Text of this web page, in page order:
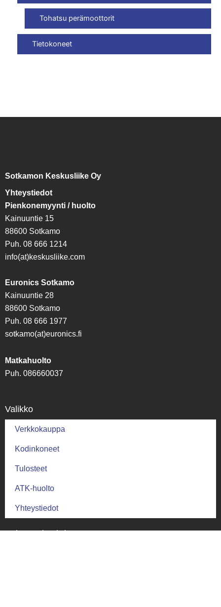
Tohatsu perämoottorit
Tietokoneet
Sotkamon Keskusliike Oy
Yhteystiedot
Pienkonemyynti / huolto
Kainuuntie 15
88600 Sotkamo
Puh. 08 666 1214
info(at)keskusliike.com
Euronics Sotkamo
Kainuuntie 28
88600 Sotkamo
Puh. 08 666 1977
sotkamo(at)euronics.fi
Matkahuolto
Puh. 086660037
Valikko
Verkkokauppa
Kodinkoneet
Tulosteet
ATK-huolto
Yhteystiedot
Palautus ja ehdot